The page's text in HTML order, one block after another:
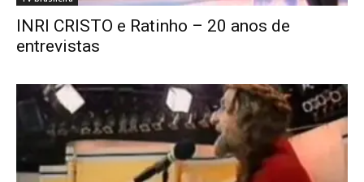
INRI CRISTO e Ratinho – 20 anos de
entrevistas